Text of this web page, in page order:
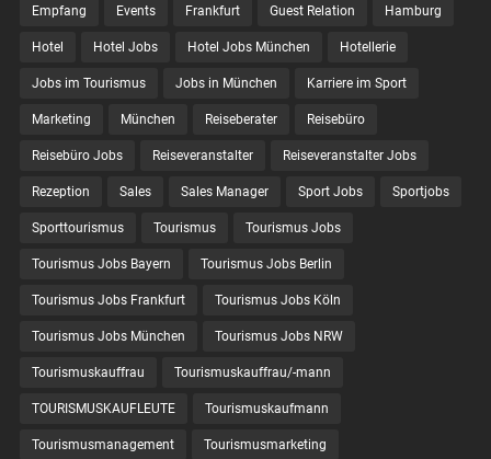
Empfang Events Frankfurt Guest Relation Hamburg
Hotel Hotel Jobs Hotel Jobs München Hotellerie
Jobs im Tourismus Jobs in München Karriere im Sport
Marketing München Reiseberater Reisebüro
Reisebüro Jobs Reiseveranstalter Reiseveranstalter Jobs
Rezeption Sales Sales Manager Sport Jobs Sportjobs
Sporttourismus Tourismus Tourismus Jobs
Tourismus Jobs Bayern Tourismus Jobs Berlin
Tourismus Jobs Frankfurt Tourismus Jobs Köln
Tourismus Jobs München Tourismus Jobs NRW
Tourismuskauffrau Tourismuskauffrau/-mann
TOURISMUSKAUFLEUTE Tourismuskaufmann
Tourismusmanagement Tourismusmarketing